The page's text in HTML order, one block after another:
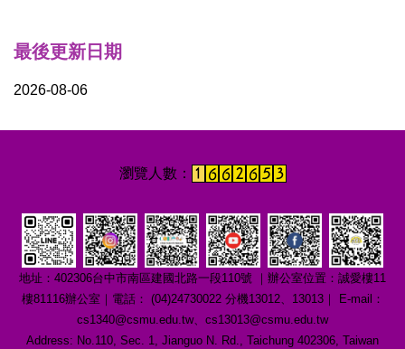
最後更新日期
2026-08-06
地址：402306台中市南區建國北路一段110號 ｜辦公室位置：誠愛樓11
樓81116辦公室｜電話： (04)24730022 分機13012、13013｜ E-mail：
cs1340@csmu.edu.tw、cs13013@csmu.edu.tw
Address: No.110, Sec. 1, Jianguo N. Rd., Taichung 402306, Taiwan